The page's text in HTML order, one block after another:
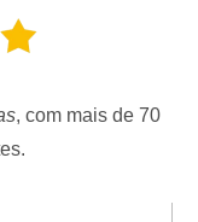
, com mais de 70